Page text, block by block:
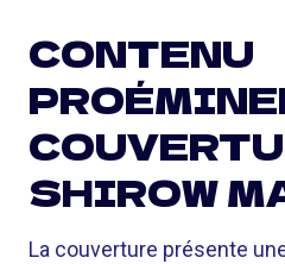
CONTENU
SHIROW
La couverture présente